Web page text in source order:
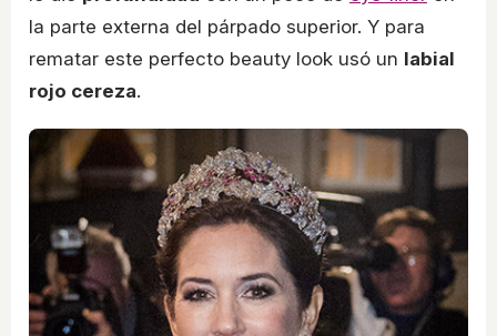
la parte externa del párpado superior. Y para
rematar este perfecto beauty look usó un labial
rojo cereza.